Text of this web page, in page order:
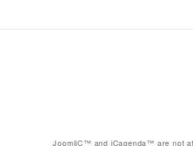
JoomliC™ and iCagenda™ are not